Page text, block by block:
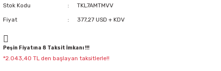
Stok Kodu TKL7AMTMVV
Fiyat 377,27 USD + KDV
Peşin Fiyatına 8 Taksit İmkanı !!!
*2.043,40 TL den başlayan taksitlerle!!